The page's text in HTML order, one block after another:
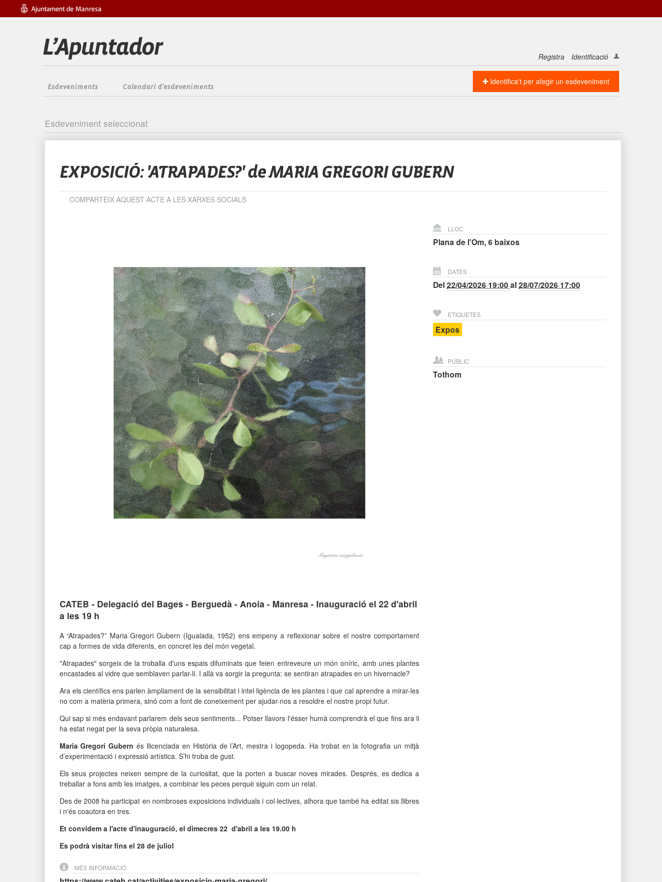
Identificació
Registra
Esdeveniments Calendari d'esdeveniments
Identifica't per afegir un esdeveniment
Esdeveniment seleccionat
EXPOSICIÓ: 'ATRAPADES?' de MARIA GREGORI GUBERN
COMPARTEIX AQUEST ACTE A LES XARXES SOCIALS
CATEB - Delegació del Bages - Berguedà - Anoia - Manresa - Inauguració el 22 d'abril
a les 19 h
A “Atrapades?” Maria Gregori Gubern (Igualada, 1952) ens empeny a reflexionar sobre el nostre comportament
cap a formes de vida diferents, en concret les del món vegetal.
"Atrapades" sorgeix de la troballa d'uns espais difuminats que feien entreveure un món oníric, amb unes plantes
encastades al vidre que semblaven parlar-li. I allà va sorgir la pregunta: se sentiran atrapades en un hivernacle?
Ara els científics ens parlen àmpliament de la sensibilitat i intel·ligència de les plantes i que cal aprendre a mirar-les
no com a matèria primera, sinó com a font de coneixement per ajudar-nos a resoldre el nostre propi futur.
Qui sap si més endavant parlarem dels seus sentiments... Potser llavors l'ésser humà comprendrà el que fins ara li
ha estat negat per la seva pròpia naturalesa.
Maria Gregori Gubern és llicenciada en Història de l’Art, mestra i logopeda. Ha trobat en la fotografia un mitjà
d’experimentació i expressió artística. S’hi troba de gust.
Els seus projectes neixen sempre de la curiositat, que la porten a buscar noves mirades. Després, es dedica a
treballar a fons amb les imatges, a combinar les peces perquè siguin com un relat.
Des de 2008 ha participat en nombroses exposicions individuals i col·lectives, alhora que també ha editat sis llibres
i n'és coautora en tres.
Et convidem a l'acte d'inauguració, el dimecres 22 d'abril a les 19.00 h
Es podrà visitar fins el 28 de juliol
MÉS INFORMACIÓ
LLOC
Plana de l'Om, 6 baixos
DATES
Del22/04/2026 19:00al28/07/2026 17:00
ETIQUETES
Expos
PÚBLIC
Tothom